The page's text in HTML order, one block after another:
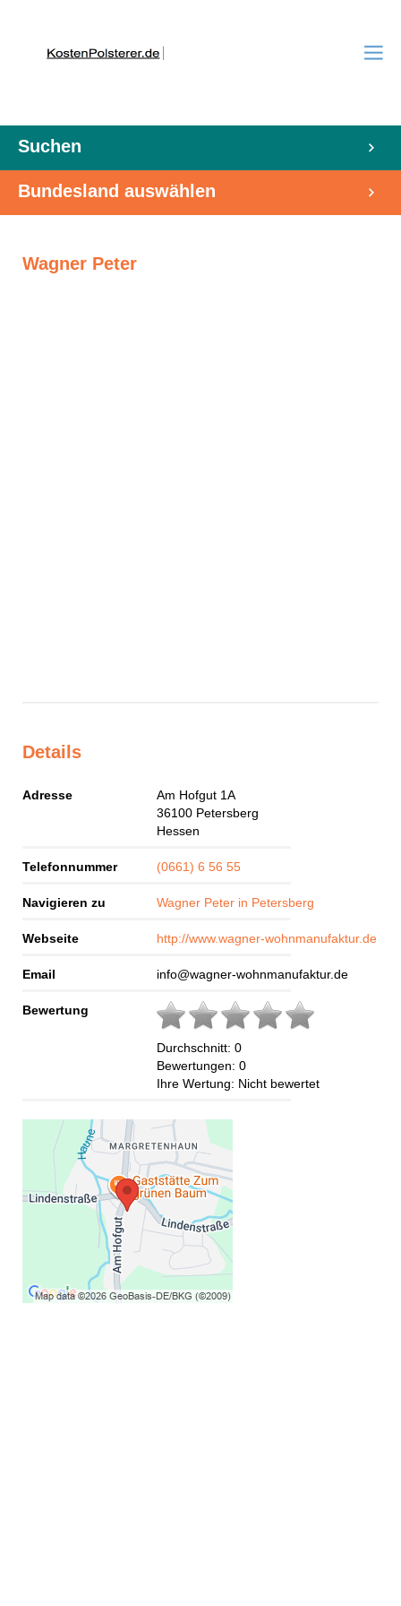
Suchen
Bundesland auswählen
Wagner Peter
Details
Adresse
Am Hofgut 1A
36100 Petersberg
Hessen
Telefonnummer (0661) 6 56 55
Navigieren zu Wagner Peter in Petersberg
Webseite http://www.wagner-wohnmanufaktur.de
Email info@wagner-wohnmanufaktur.de
Bewertung
Durchschnitt: 0
Bewertungen: 0
Ihre Wertung: Nicht bewertet